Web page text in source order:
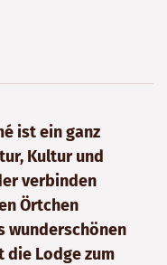
ist ein ganz
Kultur und
verbinden
Örtchen
wunderschönen
die Lodge zum